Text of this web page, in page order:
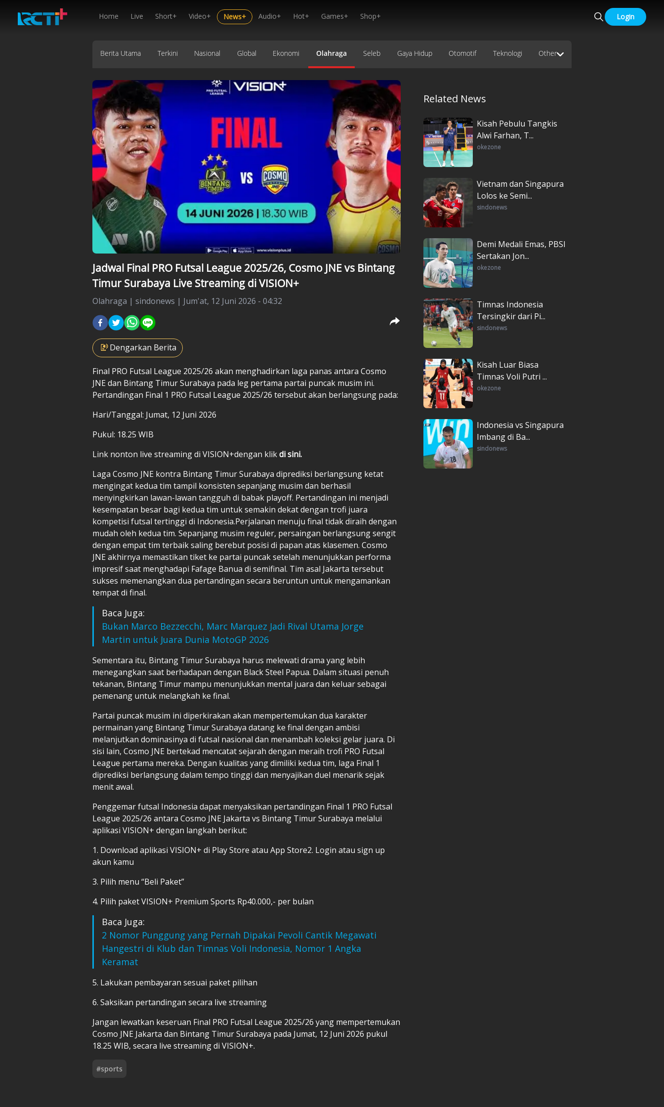
Home Live Short+ Video+ News+ Audio+ Hot+ Games+ Shop+ Login
Berita Utama Terkini Nasional Global Ekonomi Olahraga Seleb Gaya Hidup Otomotif Teknologi Other
Jadwal Final PRO Futsal League 2025/26, Cosmo JNE vs Bintang
Timur Surabaya Live Streaming di VISION+
Olahraga | sindonews | Jum'at, 12 Juni 2026 - 04:32
Dengarkan Berita
Final PRO Futsal League 2025/26 akan menghadirkan laga panas antara Cosmo
JNE dan Bintang Timur Surabaya pada leg pertama partai puncak musim ini.
Pertandingan Final 1 PRO Futsal League 2025/26 tersebut akan berlangsung pada:
Hari/Tanggal: Jumat, 12 Juni 2026
Pukul: 18.25 WIB
Link nonton live streaming di VISION+dengan klikdi sini.
Laga Cosmo JNE kontra Bintang Timur Surabaya diprediksi berlangsung ketat
mengingat kedua tim tampil konsisten sepanjang musim dan berhasil
menyingkirkan lawan-lawan tangguh di babak playoff. Pertandingan ini menjadi
kesempatan besar bagi kedua tim untuk semakin dekat dengan trofi juara
kompetisi futsal tertinggi di Indonesia.Perjalanan menuju final tidak diraih dengan
mudah oleh kedua tim. Sepanjang musim reguler, persaingan berlangsung sengit
dengan empat tim terbaik saling berebut posisi di papan atas klasemen. Cosmo
JNE akhirnya memastikan tiket ke partai puncak setelah menunjukkan performa
impresif saat menghadapi Fafage Banua di semifinal. Tim asal Jakarta tersebut
sukses memenangkan dua pertandingan secara beruntun untuk mengamankan
tempat di final.
Baca Juga:
Bukan Marco Bezzecchi, Marc Marquez Jadi Rival Utama Jorge
Martin untuk Juara Dunia MotoGP 2026
Sementara itu, Bintang Timur Surabaya harus melewati drama yang lebih
menegangkan saat berhadapan dengan Black Steel Papua. Dalam situasi penuh
tekanan, Bintang Timur mampu menunjukkan mental juara dan keluar sebagai
pemenang untuk melangkah ke final.
Partai puncak musim ini diperkirakan akan mempertemukan dua karakter
permainan yang Bintang Timur Surabaya datang ke final dengan ambisi
melanjutkan dominasinya di futsal nasional dan menambah koleksi gelar juara. Di
sisi lain, Cosmo JNE bertekad mencatat sejarah dengan meraih trofi PRO Futsal
League pertama mereka. Dengan kualitas yang dimiliki kedua tim, laga Final 1
diprediksi berlangsung dalam tempo tinggi dan menyajikan duel menarik sejak
menit awal.
Penggemar futsal Indonesia dapat menyaksikan pertandingan Final 1 PRO Futsal
League 2025/26 antara Cosmo JNE Jakarta vs Bintang Timur Surabaya melalui
aplikasi VISION+ dengan langkah berikut:
1. Download aplikasi VISION+ di Play Store atau App Store2. Login atau sign up
akun kamu
3. Pilih menu “Beli Paket”
4. Pilih paket VISION+ Premium Sports Rp40.000,- per bulan
Baca Juga:
2 Nomor Punggung yang Pernah Dipakai Pevoli Cantik Megawati
Hangestri di Klub dan Timnas Voli Indonesia, Nomor 1 Angka
Keramat
5. Lakukan pembayaran sesuai paket pilihan
6. Saksikan pertandingan secara live streaming
Jangan lewatkan keseruan Final PRO Futsal League 2025/26 yang mempertemukan
Cosmo JNE Jakarta dan Bintang Timur Surabaya pada Jumat, 12 Juni 2026 pukul
18.25 WIB, secara live streaming di VISION+.
#sports
Related News
Kisah Pebulu Tangkis
Alwi Farhan, T...
okezone
Vietnam dan Singapura
Lolos ke Semi...
sindonews
Demi Medali Emas, PBSI
Sertakan Jon...
okezone
Timnas Indonesia
Tersingkir dari Pi...
sindonews
Kisah Luar Biasa
Timnas Voli Putri ...
okezone
Indonesia vs Singapura
Imbang di Ba...
sindonews